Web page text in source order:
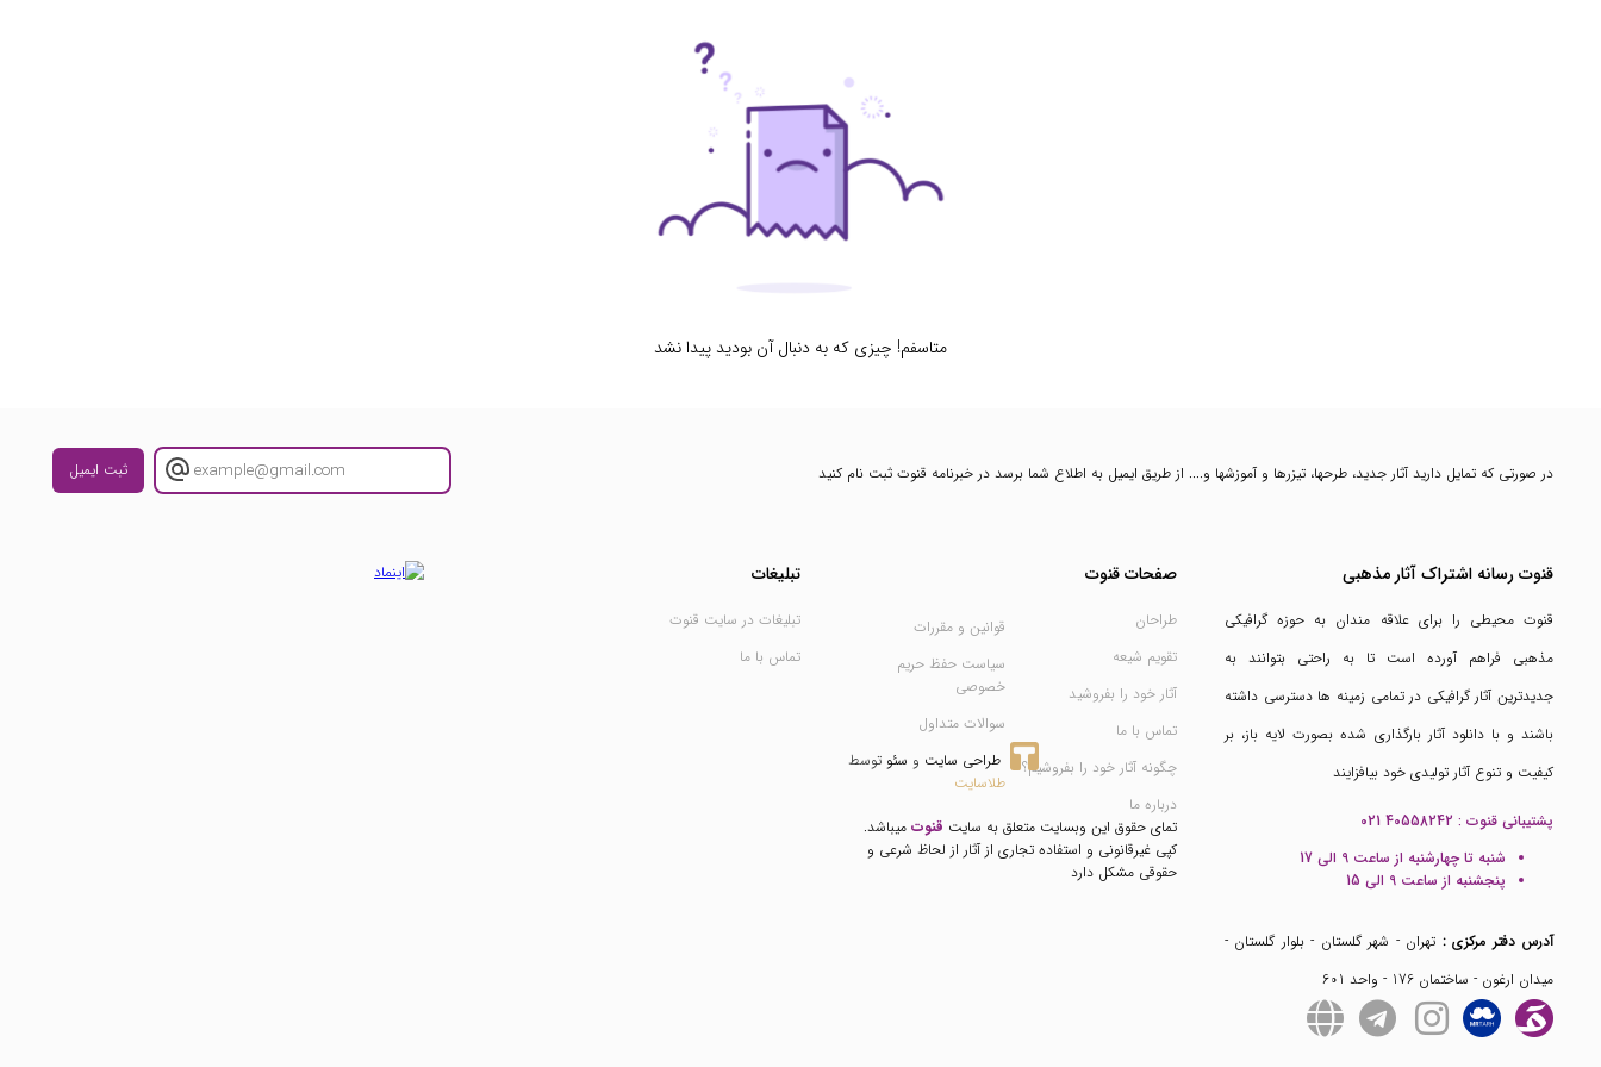
متاسفم! چیزی که به دنبال آن بودید پیدا نشد
در صورتی که تمایل دارید آثار جدید، طرحها، تیزرها و آموزشها و.... از طریق ایمیل به اطلاع شما برسد در خبرنامه قنوت ثبت نام کنید ثبت ایمیل
قنوت رسانه اشتراک آثار مذهبی
قنوت محیطی را برای علاقه مندان به حوزه گرافیکی
مذهبی فراهم آورده است تا به راحتی بتوانند به
جدیدترین آثار گرافیکی در تمامی زمینه ها دسترسی داشته
باشند و با دانلود آثار بارگذاری شده بصورت لایه باز، بر
کیفیت و تنوع آثار تولیدی خود بیافزایند
پشتیبانی قنوت : 021 40558242
شنبه تا چهارشنبه از ساعت 9 الی 17
پنجشنبه از ساعت 9 الی 15
آدرس دفتر مرکزی : تهران - شهر گلستان - بلوار گلستان -
میدان ارغون - ساختمان 176 - واحد 601
صفحات قنوت
طراحان
تقویم شیعه
آثار خود را بفروشید
تماس با ما
چگونه آثار خود را بفروشیم؟
درباره ما
قوانین و مقررات
سیاست حفظ حریم
خصوصی
سوالات متداول
طراحی سایت و سئو توسط
طلاسایت
تمای حقوق این وبسایت متعلق به سایت قنوت میباشد.
کپی غیرقانونی و استفاده تجاری از آثار از لحاظ شرعی و
حقوقی مشکل دارد
تبلیغات
تبلیغات در سایت قنوت
تماس با ما